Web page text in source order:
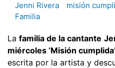
Jenni Rivera misión
Familia
La familia de la cantante
miércoles ‘Misión
escrita por la artista y